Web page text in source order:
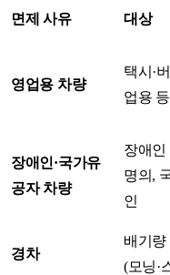
면제 사유 대상
영업용 차량
택시·
업용
장애인·국가유
공자 차량
장애인
명의,
인
경차
배기량
(모닝·